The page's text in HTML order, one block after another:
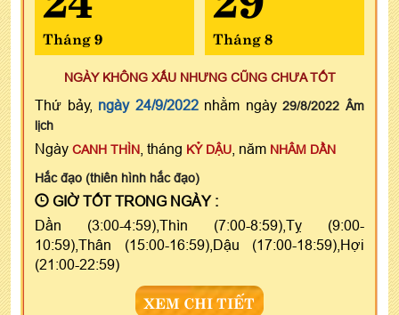
Tháng 9 Tháng 8
NGÀY KHÔNG XẤU NHƯNG CŨNG CHƯA TỐT
Thứ bảy, ngày 24/9/2022nhằm ngày29/8/2022 Âm
lịch
Ngày CANH THÌN , tháng KỶ DẬU , năm NHÂM DẦN
Hắc đạo (thiên hình hắc đạo)
GIỜ TỐT TRONG NGÀY :
Dần (3:00-4:59),Thìn (7:00-8:59),Tỵ (9:00-
10:59),Thân (15:00-16:59),Dậu (17:00-18:59),Hợi
(21:00-22:59)
XEM CHI TIẾT